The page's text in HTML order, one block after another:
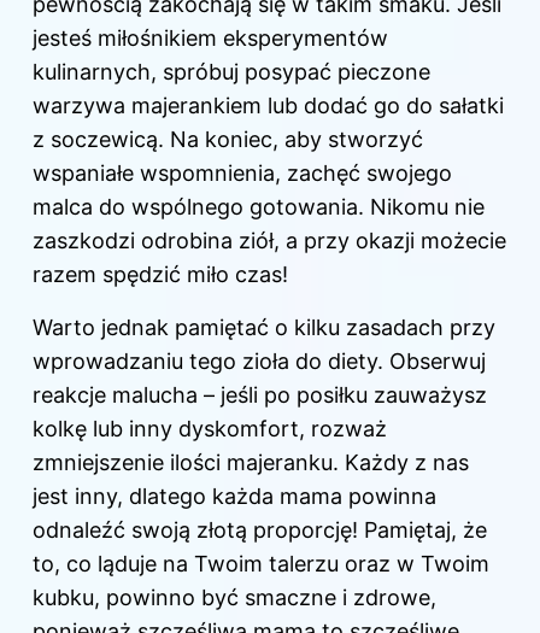
jesteś miłośnikiem eksperymentów
kulinarnych, spróbuj posypać pieczone
warzywa majerankiem lub dodać go do sałatki
z soczewicą. Na koniec, aby stworzyć
wspaniałe wspomnienia, zachęć swojego
malca do wspólnego gotowania. Nikomu nie
zaszkodzi odrobina ziół, a przy okazji możecie
razem spędzić miło czas!
Warto jednak pamiętać o kilku zasadach przy
wprowadzaniu tego zioła do diety. Obserwuj
reakcje malucha – jeśli po posiłku zauważysz
kolkę lub inny dyskomfort, rozważ
zmniejszenie ilości majeranku. Każdy z nas
jest inny, dlatego każda mama powinna
odnaleźć swoją złotą proporcję! Pamiętaj, że
to, co ląduje na Twoim talerzu oraz w Twoim
kubku, powinno być smaczne i zdrowe,